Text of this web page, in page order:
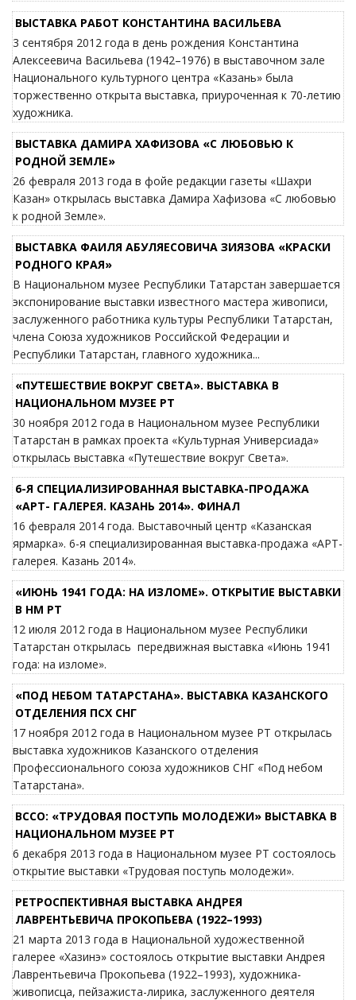
ВЫСТАВКА РАБОТ КОНСТАНТИНА ВАСИЛЬЕВА
3 сентября 2012 года в день рождения Константина
Алексеевича Васильева (1942–1976) в выставочном зале
Национального культурного центра «Казань» была
торжественно открыта выставка, приуроченная к 70-летию
художника.
ВЫСТАВКА ДАМИРА ХАФИЗОВА «С ЛЮБОВЬЮ К
РОДНОЙ ЗЕМЛЕ»
26 февраля 2013 года в фойе редакции газеты «Шахри
Казан» открылась выставка Дамира Хафизова «С любовью
к родной Земле».
ВЫСТАВКА ФАИЛЯ АБУЛЯЕСОВИЧА ЗИЯЗОВА «КРАСКИ
РОДНОГО КРАЯ»
В Национальном музее Республики Татарстан завершается
экспонирование выставки известного мастера живописи,
заслуженного работника культуры Республики Татарстан,
члена Союза художников Российской Федерации и
Республики Татарстан, главного художника...
«ПУТЕШЕСТВИЕ ВОКРУГ СВЕТА». ВЫСТАВКА В
НАЦИОНАЛЬНОМ МУЗЕЕ РТ
30 ноября 2012 года в Национальном музее Республики
Татарстан в рамках проекта «Культурная Универсиада»
открылась выставка «Путешествие вокруг Света».
6-Я СПЕЦИАЛИЗИРОВАННАЯ ВЫСТАВКА-ПРОДАЖА
«АРТ- ГАЛЕРЕЯ. КАЗАНЬ 2014». ФИНАЛ
16 февраля 2014 года. Выставочный центр «Казанская
ярмарка». 6-я специализированная выставка-продажа «АРТ-
галерея. Казань 2014».
«ИЮНЬ 1941 ГОДА: НА ИЗЛОМЕ». ОТКРЫТИЕ ВЫСТАВКИ
В НМ РТ
12 июля 2012 года в Национальном музее Республики
Татарстан открылась передвижная выставка «Июнь 1941
года: на изломе».
«ПОД НЕБОМ ТАТАРСТАНА». ВЫСТАВКА КАЗАНСКОГО
ОТДЕЛЕНИЯ ПСХ СНГ
17 ноября 2012 года в Национальном музее РТ открылась
выставка художников Казанского отделения
Профессионального союза художников СНГ «Под небом
Татарстана».
ВССО: «ТРУДОВАЯ ПОСТУПЬ МОЛОДЕЖИ» ВЫСТАВКА В
НАЦИОНАЛЬНОМ МУЗЕЕ РТ
6 декабря 2013 года в Национальном музее РТ состоялось
открытие выставки «Трудовая поступь молодежи».
РЕТРОСПЕКТИВНАЯ ВЫСТАВКА АНДРЕЯ
ЛАВРЕНТЬЕВИЧА ПРОКОПЬЕВА (1922–1993)
21 марта 2013 года в Национальной художественной
галерее «Хазинэ» состоялось открытие выставки Андрея
Лаврентьевича Прокопьева (1922–1993), художника-
живописца, пейзажиста-лирика, заслуженного деятеля